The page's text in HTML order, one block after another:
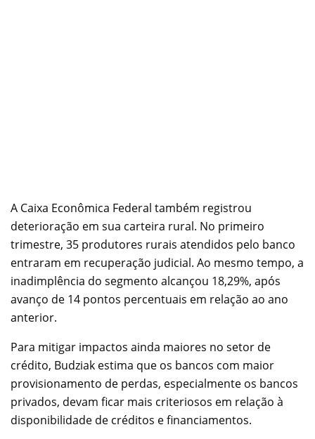
A Caixa Econômica Federal também registrou
deterioração em sua carteira rural. No primeiro
trimestre, 35 produtores rurais atendidos pelo banco
entraram em recuperação judicial. Ao mesmo tempo, a
inadimplência do segmento alcançou 18,29%, após
avanço de 14 pontos percentuais em relação ao ano
anterior.
Para mitigar impactos ainda maiores no setor de
crédito, Budziak estima que os bancos com maior
provisionamento de perdas, especialmente os bancos
privados, devam ficar mais criteriosos em relação à
disponibilidade de créditos e financiamentos.